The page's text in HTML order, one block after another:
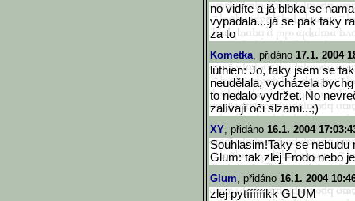
no vidíte a já blbka se
vypadala....já se pak taky
za to
Kometka, přidáno 17.1. 2004
lúthien: Jo, taky jsem se
neudělala, vycházela
to nedalo vydržet. No
zalívají oči slzami...;)
XY, přidáno 16.1. 2004
Souhlasim!Taky se nebudu
Glum: tak zlej Frodo nebo
Glum, přidáno 16.1. 2004
zlej pytííííííkk GLUM